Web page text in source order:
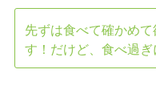
先ずは食べて確かめ
す！だけど、食べ過